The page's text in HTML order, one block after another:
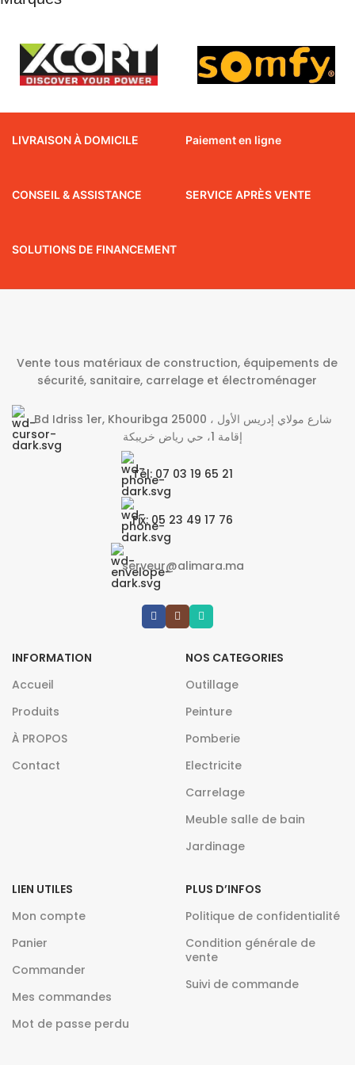
LIVRAISON À DOMICILE Paiement en ligne
CONSEIL & ASSISTANCE SERVICE APRÈS VENTE
SOLUTIONS DE FINANCEMENT
Vente tous matériaux de construction, équipements de
sécurité, sanitaire, carrelage et électroménager
Bd Idriss 1er, Khouribga 25000 شارع مولاي إدريس الأول ،
إقامة 1، حي رياض خريبكة
Tél: 07 03 19 65 21
Fix: 05 23 49 17 76
serveur@alimara.ma
INFORMATION
Accueil
Produits
À PROPOS
Contact
NOS CATEGORIES
Outillage
Peinture
Pomberie
Electricite
Carrelage
Meuble salle de bain
Jardinage
LIEN UTILES
Mon compte
Panier
Commander
Mes commandes
Mot de passe perdu
PLUS D’INFOS
Politique de confidentialité
Condition générale de
vente
Suivi de commande